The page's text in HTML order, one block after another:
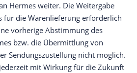
Hermes weiter. Die Weitergabe
für die Warenlieferung erforderlich
vorherige Abstimmung des
bzw. die Übermittlung von
Sendungszustellung nicht möglich.
mit Wirkung für die Zukunft